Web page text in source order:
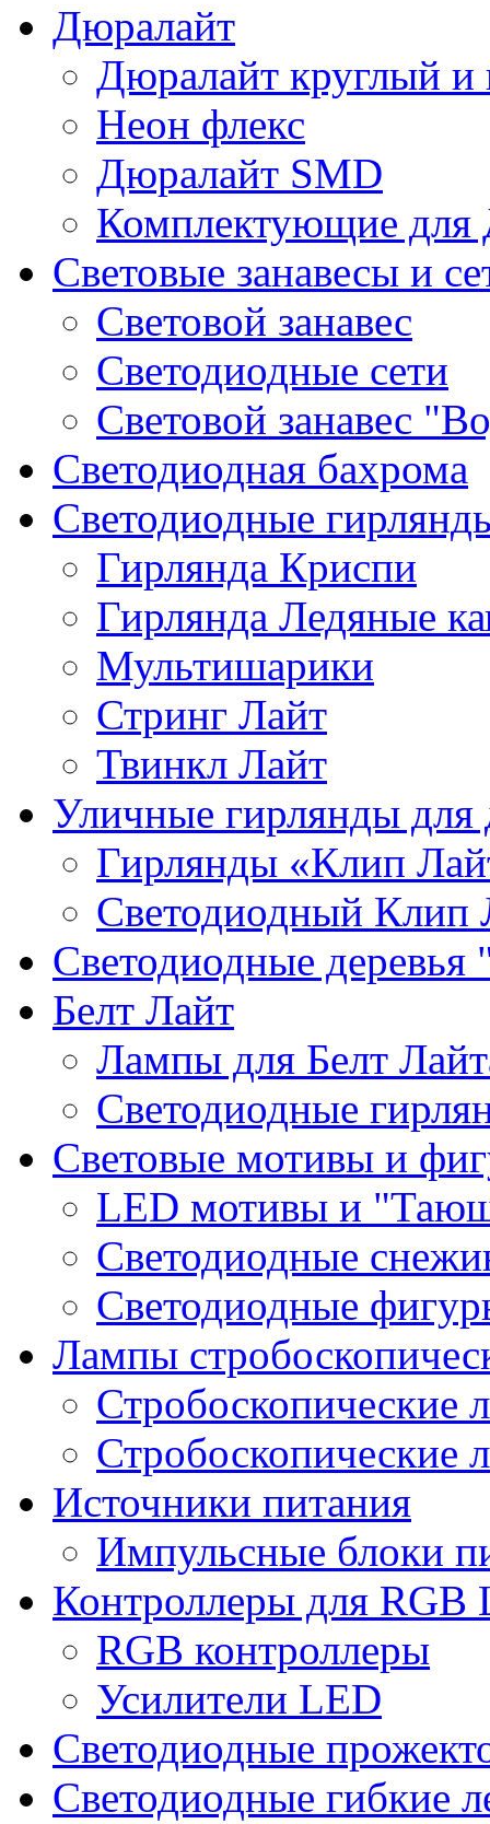
Дюралайт
Дюралайт круглый и
Неон флекс
Дюралайт SMD
Комплектующие для
Световые занавесы и
Световой занавес
Светодиодные сети
Световой занавес
Светодиодная бахрома
Светодиодные
Гирлянда Криспи
Гирлянда Ледяные
Мультишарики
Стринг Лайт
Твинкл Лайт
Уличные гирлянды для
Гирлянды «Клип
Светодиодный Клип
Светодиодные деревья
Белт Лайт
Лампы для Белт
Светодиодные
Световые мотивы и
LED мотивы и
Светодиодные
Светодиодные
Лампы
Стробоскопические
Стробоскопические
Источники питания
Импульсные блоки
Контроллеры для RGB
RGB контроллеры
Усилители LED
Светодиодные
Светодиодные гибкие